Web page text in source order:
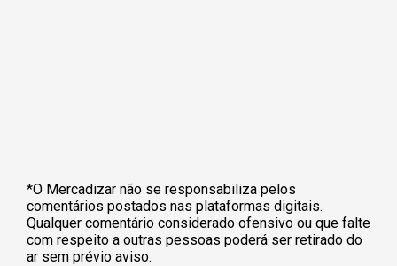
*O Mercadizar não se responsabiliza pelos
comentários postados nas plataformas digitais.
Qualquer comentário considerado ofensivo ou que falte
com respeito a outras pessoas poderá ser retirado do
ar sem prévio aviso.